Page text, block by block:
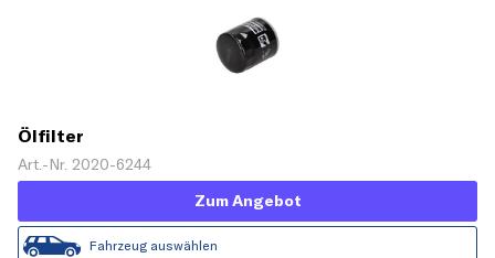
Ölfilter
Art.-Nr. 2020-6244
Zum Angebot
Fahrzeug auswählen